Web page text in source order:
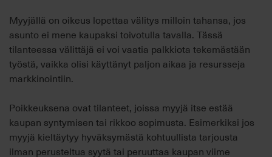
Myyjällä on oikeus lopettaa välitys milloin tahansa, jos
asunto ei mene kaupaksi toivotulla tavalla. Tässä
tilanteessa välittäjä ei voi vaatia palkkiota tekemästään
työstä, vaikka olisi käyttänyt paljon aikaa ja resursseja
markkinointiin.
Poikkeuksena ovat tilanteet, joissa myyjä itse estää
kaupan syntymisen tai rikkoo sopimusta. Esimerkiksi jos
myyjä kieltäytyy hyväksymästä kohtuullista tarjousta
ilman perusteltua syytä tai peruuttaa kaupan viime